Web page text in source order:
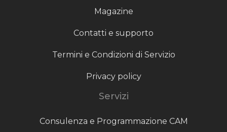
Magazine
Contatti e supporto
Termini e Condizioni di Servizio
Privacy policy
Servizi
Consulenza e Programmazione CAM